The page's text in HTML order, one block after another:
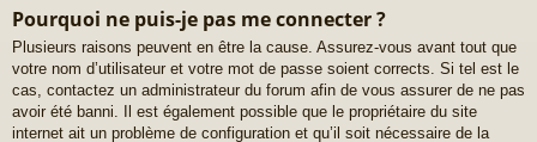
Pourquoi ne puis-je pas me connecter ?
Plusieurs raisons peuvent en être la cause. Assurez-vous avant tout que
votre nom d’utilisateur et votre mot de passe soient corrects. Si tel est le
cas, contactez un administrateur du forum afin de vous assurer de ne pas
avoir été banni. Il est également possible que le propriétaire du site
internet ait un problème de configuration et qu’il soit nécessaire de la